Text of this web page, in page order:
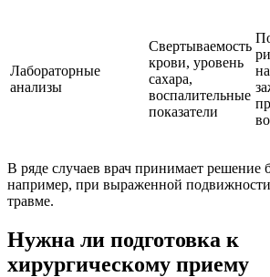
Лабораторные
анализы
Свертываемость
крови, уровень
сахара,
воспалительные
показатели
В ряде случаев врач принимает решение
например, при выраженной
травме.
Нужна ли подготовка к
хирургическому приему